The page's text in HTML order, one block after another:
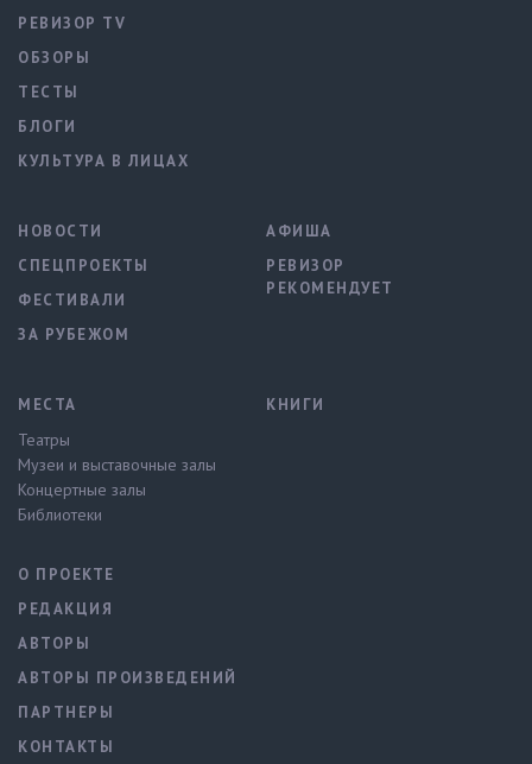
РЕВИЗОР TV
ОБЗОРЫ
ТЕСТЫ
БЛОГИ
КУЛЬТУРА В ЛИЦАХ
НОВОСТИ
СПЕЦПРОЕКТЫ
ФЕСТИВАЛИ
ЗА РУБЕЖОМ
АФИША
РЕВИЗОР
РЕКОМЕНДУЕТ
МЕСТА
Театры
Музеи и выставочные залы
Концертные залы
Библиотеки
КНИГИ
О ПРОЕКТЕ
РЕДАКЦИЯ
АВТОРЫ
АВТОРЫ ПРОИЗВЕДЕНИЙ
ПАРТНЕРЫ
КОНТАКТЫ